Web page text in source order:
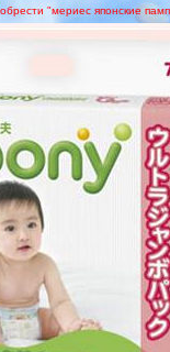
"мериес японские